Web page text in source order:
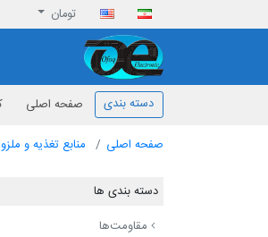
تومان
دسته بندی صفحه اصلی
صفحه اصلی منابع تغذیه و
دسته بندی ها
مقاومت‌ها